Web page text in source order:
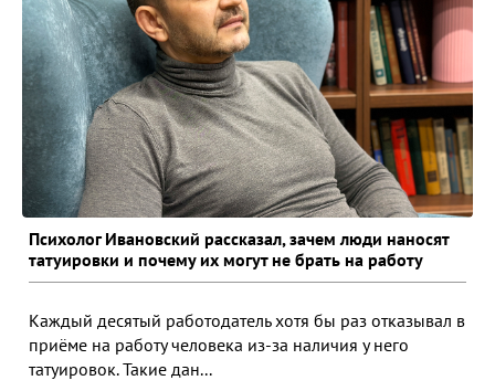
Психолог Ивановский рассказал, зачем люди наносят
татуировки и почему их могут не брать на работу
Каждый десятый работодатель хотя бы раз отказывал в
приёме на работу человека из-за наличия у него
татуировок. Такие дан...